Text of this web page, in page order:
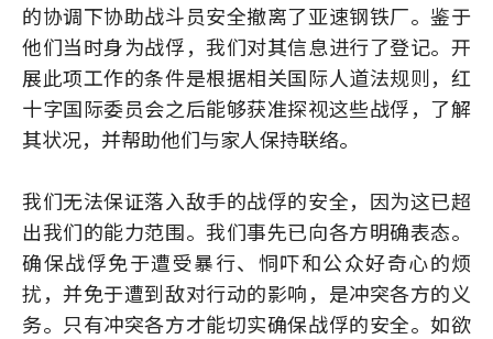
的协调下协助战斗员安全撤离了亚速钢铁厂。鉴于
他们当时身为战俘，我们对其信息进行了登记。开
展此项工作的条件是根据相关国际人道法规则，红
十字国际委员会之后能够获准探视这些战俘，了解
其状况，并帮助他们与家人保持联络。
我们无法保证落入敌手的战俘的安全，因为这已超
出我们的能力范围。我们事先已向各方明确表态。
确保战俘免于遭受暴行、恫吓和公众好奇心的烦
扰，并免于遭到敌对行动的影响，是冲突各方的义
务。只有冲突各方才能切实确保战俘的安全。如欲